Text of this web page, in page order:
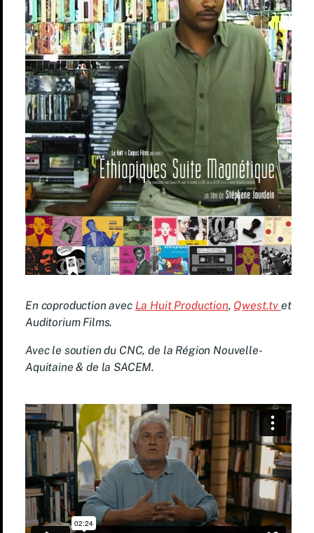
En coproduction avec La Huit Production, Qwest.tvet
Auditorium Films.
Avec le soutien du CNC, de la Région Nouvelle-
Aquitaine & de la SACEM.